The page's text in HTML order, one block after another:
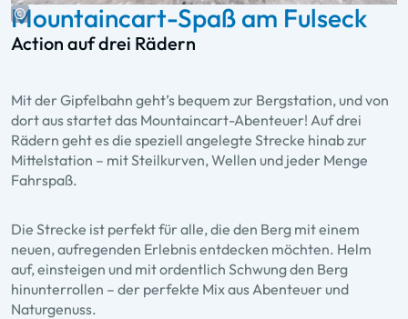
Mountaincart-Spaß am Fulseck
Action auf drei Rädern
Mit der Gipfelbahn geht’s bequem zur Bergstation, und von
dort aus startet das Mountaincart-Abenteuer! Auf drei
Rädern geht es die speziell angelegte Strecke hinab zur
Mittelstation – mit Steilkurven, Wellen und jeder Menge
Fahrspaß.
Die Strecke ist perfekt für alle, die den Berg mit einem
neuen, aufregenden Erlebnis entdecken möchten. Helm
auf, einsteigen und mit ordentlich Schwung den Berg
hinunterrollen – der perfekte Mix aus Abenteuer und
Naturgenuss.